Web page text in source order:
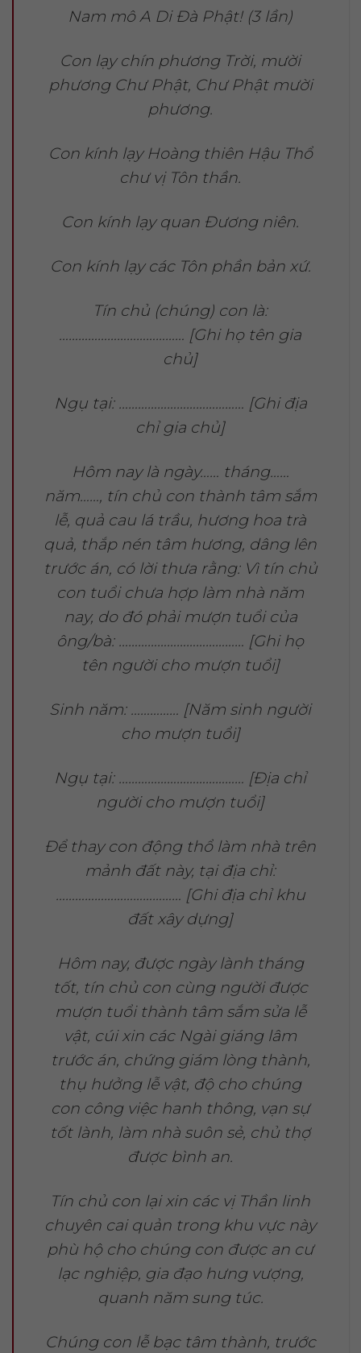
Nam mô A Di Đà Phật! (3 lần)
Con lạy chín phương Trời, mười
phương Chư Phật, Chư Phật mười
phương.
Con kính lạy Hoàng thiên Hậu Thổ
chư vị Tôn thần.
Con kính lạy quan Đương niên.
Con kính lạy các Tôn phần bản xứ.
Tín chủ (chúng) con là:
………………………………… [Ghi họ tên gia
chủ]
Ngụ tại: ………………………………… [Ghi địa
chỉ gia chủ]
Hôm nay là ngày…… tháng……
năm……, tín chủ con thành tâm sắm
lễ, quả cau lá trầu, hương hoa trà
quả, thắp nén tâm hương, dâng lên
trước án, có lời thưa rằng: Vì tín chủ
con tuổi chưa hợp làm nhà năm
nay, do đó phải mượn tuổi của
ông/bà: ………………………………… [Ghi họ
tên người cho mượn tuổi]
Sinh năm: …………… [Năm sinh người
cho mượn tuổi]
Ngụ tại: ………………………………… [Địa chỉ
người cho mượn tuổi]
Để thay con động thổ làm nhà trên
mảnh đất này, tại địa chỉ:
………………………………… [Ghi địa chỉ khu
đất xây dựng]
Hôm nay, được ngày lành tháng
tốt, tín chủ con cùng người được
mượn tuổi thành tâm sắm sửa lễ
vật, cúi xin các Ngài giáng lâm
trước án, chứng giám lòng thành,
thụ hưởng lễ vật, độ cho chúng
con công việc hanh thông, vạn sự
tốt lành, làm nhà suôn sẻ, chủ thợ
được bình an.
Tín chủ con lại xin các vị Thần linh
chuyên cai quản trong khu vực này
phù hộ cho chúng con được an cư
lạc nghiệp, gia đạo hưng vượng,
quanh năm sung túc.
Chúng con lễ bạc tâm thành, trước